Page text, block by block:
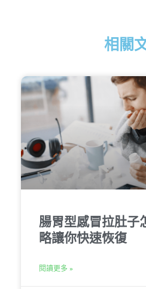
相關
腸胃型感冒拉肚子
略讓你快速恢復
閱讀更多 »